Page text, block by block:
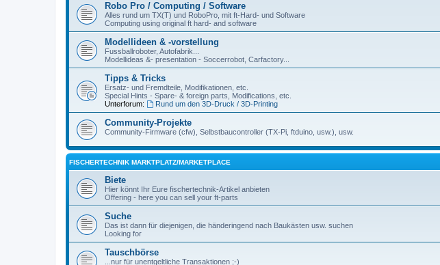
Robo Pro / Computing / Software
Alles rund um TX(T) und RoboPro, mit ft-Hard- und Software
Computing using original ft hard- and software
Modellideen & -vorstellung
Fussballroboter, Autofabrik...
Modellideas &- presentation - Soccerrobot, Carfactory...
Tipps & Tricks
Ersatz- und Fremdteile, Modifikationen, etc.
Special Hints - Spare- & foreign parts, Modifications, etc.
Unterforum:
Rund um den 3D-Druck / 3D-Printing
Community-Projekte
Community-Firmware (cfw), Selbstbaucontroller (TX-Pi, ftduino, usw.), usw.
FISCHERTECHNIK MARKTPLATZ/MARKETPLACE
Biete
Hier könnt Ihr Eure fischertechnik-Artikel anbieten
Offering - here you can sell your ft-parts
Suche
Das ist dann für diejenigen, die händeringend nach Baukästen usw. suchen
Looking for
Tauschbörse
...nur für unentgeltliche Transaktionen ;-)